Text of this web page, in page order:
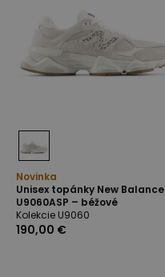
Novinka
Unisex topánky New Balance
U9060ASP – béžové
Kolekcie U9060
190,00 €